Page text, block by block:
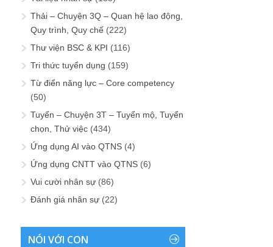
Thải – Chuyện 3Q – Quan hệ lao động,
Quy trình, Quy chế (222)
Thư viện BSC & KPI (116)
Tri thức tuyển dụng (159)
Từ điển năng lực – Core competency
(50)
Tuyển – Chuyện 3T – Tuyển mộ, Tuyển
chọn, Thử việc (434)
Ứng dụng AI vào QTNS (4)
Ứng dụng CNTT vào QTNS (6)
Vui cười nhân sự (86)
Đánh giá nhân sự (22)
NÓI VỚI CON